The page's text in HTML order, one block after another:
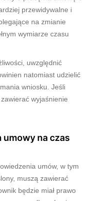
przewidywalne i
na zmianie
wymiarze czasu
uwzględnić
natomiast udzielić
wniosku. Jeśli
wyjaśnienie
na czas
umów, w tym
muszą zawierać
będzie miał prawo